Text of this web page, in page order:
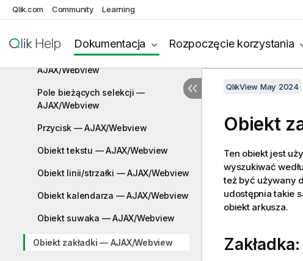
Qlik.com Community Learning
Dokumentacja Rozpoczęcie korzystania
AJAX/Webview
Pole wprowadzania —
AJAX/Webview
Pole bieżących selekcji —
AJAX/Webview
Przycisk — AJAX/Webview
Obiekt tekstu — AJAX/Webview
Obiekt linii/strzałki — AJAX/Webview
Obiekt kalendarza — AJAX/Webview
Obiekt suwaka — AJAX/Webview
Obiekt zakładki — AJAX/Webview
QlikView May 2024
Obiekt
Ten obiekt jest
wyszukiwać
też być używany
udostępnia takie
obiekt arkusza.